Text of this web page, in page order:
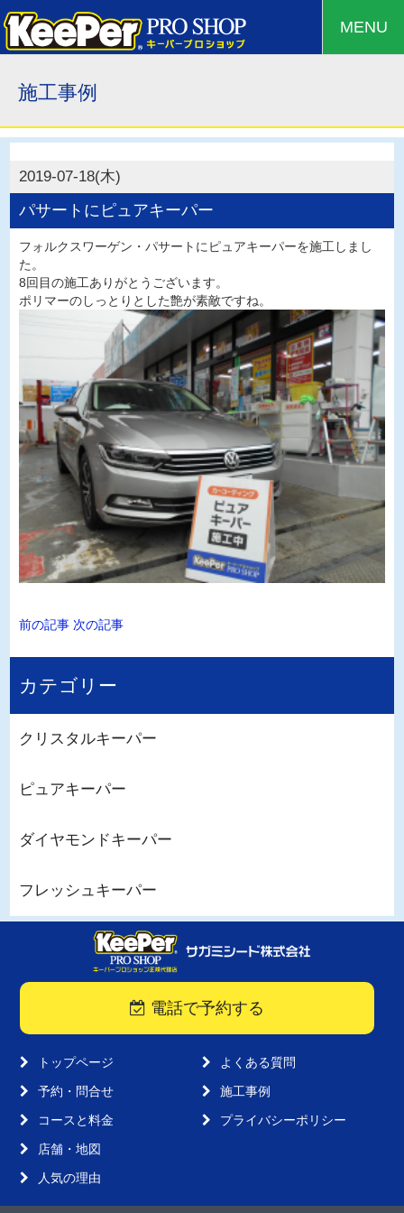
MENU
施工事例
2019-07-18(木)
パサートにピュアキーパー
フォルクスワーゲン・パサートにピュアキーパーを施工しまし
た。
8回目の施工ありがとうございます。
ポリマーのしっとりとした艶が素敵ですね。
前の記事 次の記事
カテゴリー
クリスタルキーパー
ピュアキーパー
ダイヤモンドキーパー
フレッシュキーパー
電話で予約する
トップページ
予約・問合せ
コースと料金
店舗・地図
人気の理由
よくある質問
施工事例
プライバシーポリシー